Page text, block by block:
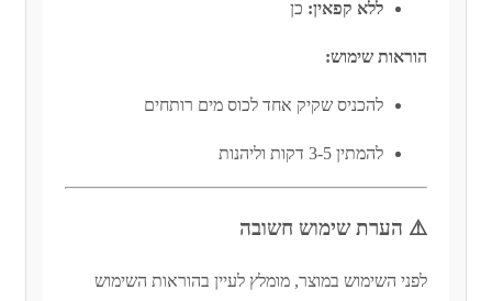
ללא קפאין:כן
הוראות שימוש:
להכניס שקיק אחד לכוס מים רותחים
להמתין 3-5 דקות וליהנות
הערת שימוש חשובה
לפני השימוש במוצר, מומלץ לעיין בהוראות השימוש